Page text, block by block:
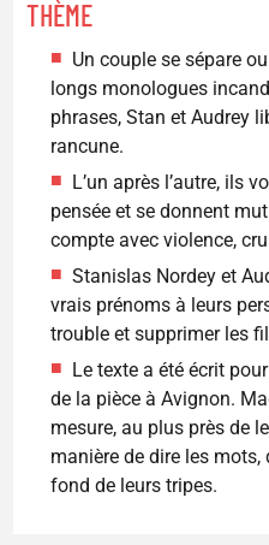
THÈME
Un couple se sépare
longs monologues
phrases, Stan et Audrey
rancune.
L’un après l’autre, ils
pensée et se donnent
compte avec violence,
Stanislas Nordey et
vrais prénoms à leurs
trouble et supprimer les
Le texte a été écrit
de la pièce à Avignon.
mesure, au plus près de
manière de dire les mots,
fond de leurs tripes.